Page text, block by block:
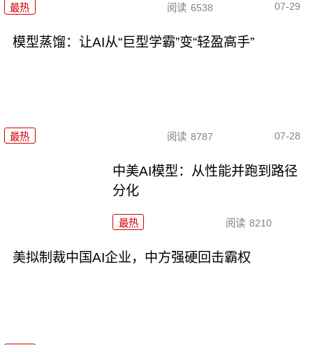
最热 阅读 6538 07-29
模型蒸馏：让AI从“巨型学霸”变“轻盈高手”
最热 阅读 8787 07-28
中美AI模型：从性能并跑到路径
分化
最热 阅读 8210
美拟制裁中国AI企业，中方强硬回击霸权